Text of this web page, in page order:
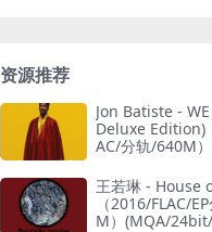
资源推荐
Jon Batiste -
Deluxe Edition)
AC/分轨/640M
王若琳 - House
（2016/FLAC/
M）(MQA/